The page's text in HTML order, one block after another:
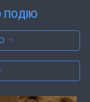
ПОДІЮ